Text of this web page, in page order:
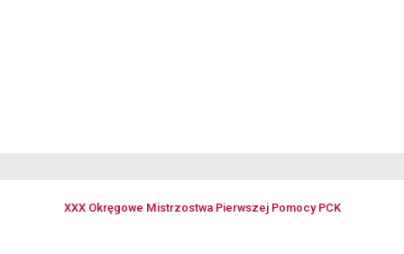
XXX Okręgowe Mistrzostwa Pierwszej Pomocy PCK